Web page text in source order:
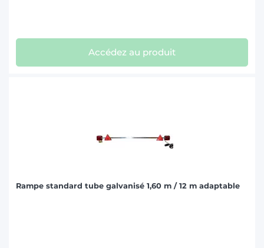
Accédez au produit
Rampe standard tube galvanisé 1,60 m / 12 m adaptable